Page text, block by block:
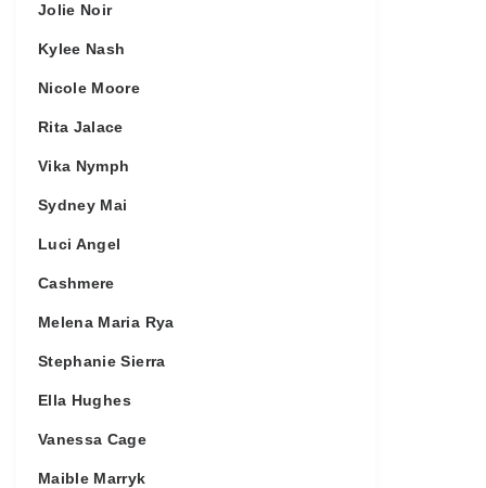
Jolie Noir
Kylee Nash
Nicole Moore
Rita Jalace
Vika Nymph
Sydney Mai
Luci Angel
Cashmere
Melena Maria Rya
Stephanie Sierra
Ella Hughes
Vanessa Cage
Maible Marryk